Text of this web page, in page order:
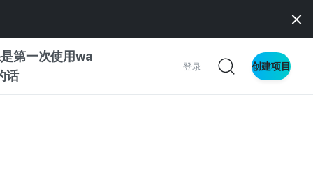
第一次使用wa
话
登录 创建项目